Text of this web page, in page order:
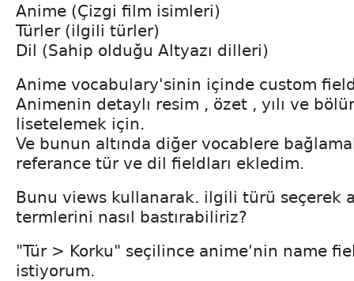
Anime (Çizgi film isimleri)
Türler (ilgili türler)
Dil (Sahip olduğu Altyazı dilleri)
Anime vocabulary'sinin içinde custom field
Animenin detaylı resim , özet , yılı ve
lisetelemek için.
Ve bunun altında diğer vocablere
referance tür ve dil fieldları ekledim.
Bunu views kullanarak. ilgili türü seçerek
termlerini nasıl bastırabiliriz?
"Tür > Korku" seçilince anime'nin name
istiyorum.